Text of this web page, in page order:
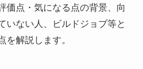
価点・気になる点の背景、向
いない人、ビルドジョブ等と
を解説します。